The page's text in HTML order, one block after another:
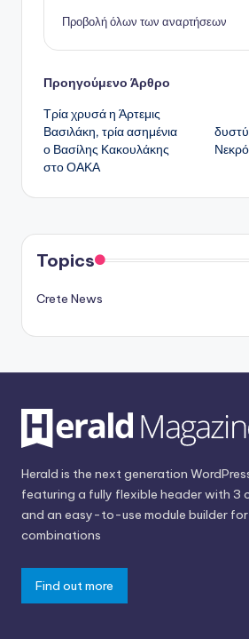
Προβολή όλων των αναρτήσεων
Πλοήγηση
δημοσιεύσεων
Προηγούμενο Άρθρο
Τρία χρυσά η Άρτεμις
Βασιλάκη, τρία ασημένια
ο Βασίλης Κακουλάκης
στο ΟΑΚΑ
Topics
Crete News
Herald is the next generation
featuring a fully flexible header with 3
and an easy-to-use module builder
combinations
Find out more